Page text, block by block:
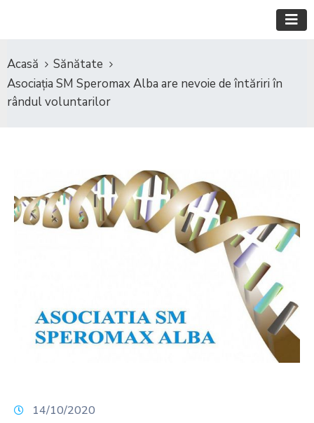
Acasă
Sănătate
Asociația SM Speromax Alba are nevoie de întăriri în
rândul voluntarilor
14/10/2020